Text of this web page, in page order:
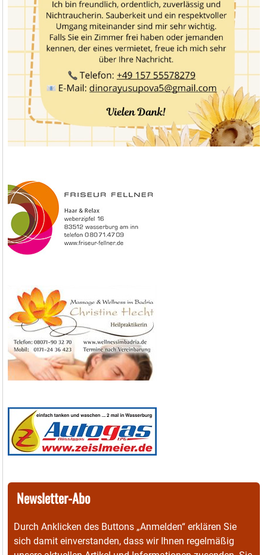
Newsletter-Abo
Durch Anklicken des Buttons „Anmelden“ erklären Sie
sich damit einverstanden, dass wir Ihnen regelmäßig